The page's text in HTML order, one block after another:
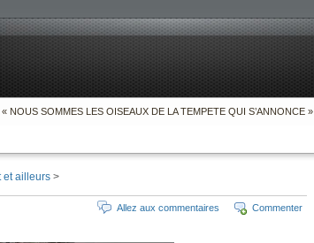
« NOUS SOMMES LES OISEAUX DE LA TEMPETE QUI S’ANNONCE »
et ailleurs >
Commenter
Allez aux commentaires